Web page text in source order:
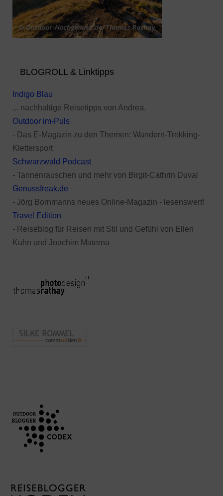
BLOGROLL & Linktipps
Indigo Blau
... nachhaltige Reisetipps von Andrea.
Outdoor im-Puls
- Das E-Magazin zu den Themen: Wandern-Trekking-
Klettersport
Schwarzwald Podcast
- Tannenrauschen und mehr von Birgit-Cathrin Duval
Genussfreak.de
- Jörg Bornmanns neues Online-Magazin - lesenswert!
Travel Edition
- Reiseblog für Reisen mit Stil und Gefühl von Ellen
Kuhn und Joachim Materna